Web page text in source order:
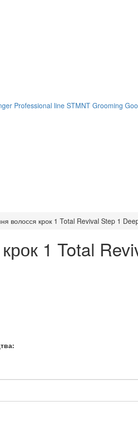
Professional line STMNT Grooming
волосся крок 1 Total Revival Step 1
1 Total